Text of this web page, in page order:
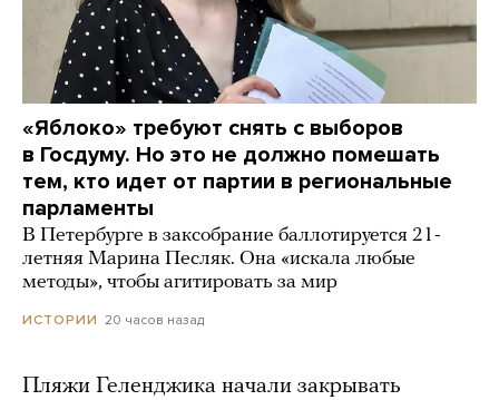
«Яблоко» требуют снять с выборов
в Госдуму. Но это не должно помешать
тем, кто идет от партии в региональные
парламенты
В Петербурге в заксобрание баллотируется 21-
летняя Марина Песляк. Она «искала любые
методы», чтобы агитировать за мир
ИСТОРИИ 20 часов назад
Пляжи Геленджика начали закрывать